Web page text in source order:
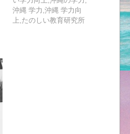
沖縄 学力,沖縄 学力向
上,たのしい教育研究所